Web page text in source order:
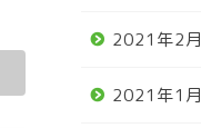
2021年2月
2021年1月